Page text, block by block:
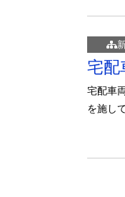
宅配
宅配車
を施し